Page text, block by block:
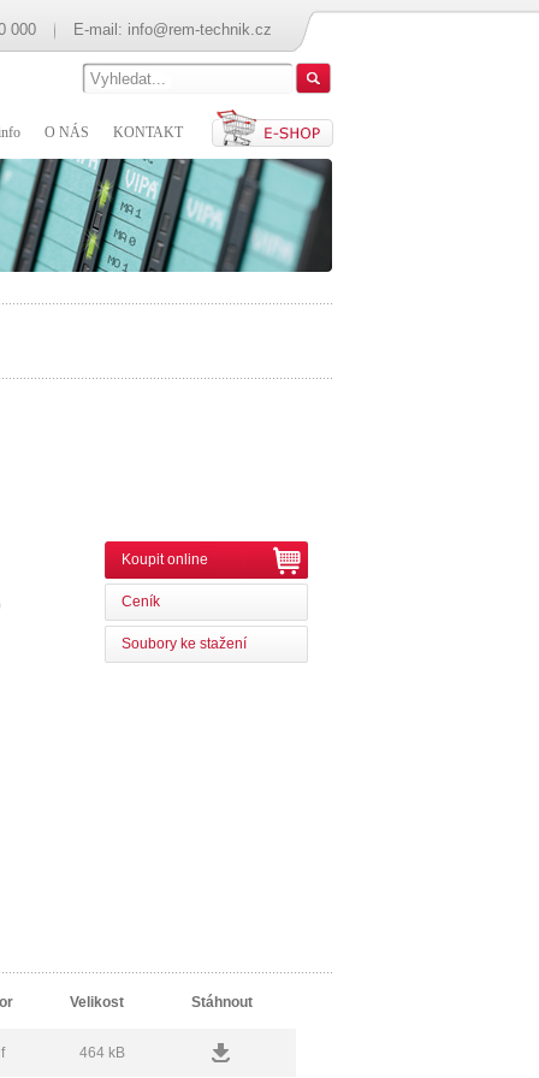
000 E-mail: info@rem-technik.cz
O NÁS KONTAKT
Koupit online
Ceník
Soubory ke stažení
Velikost Stáhnout
464 kB